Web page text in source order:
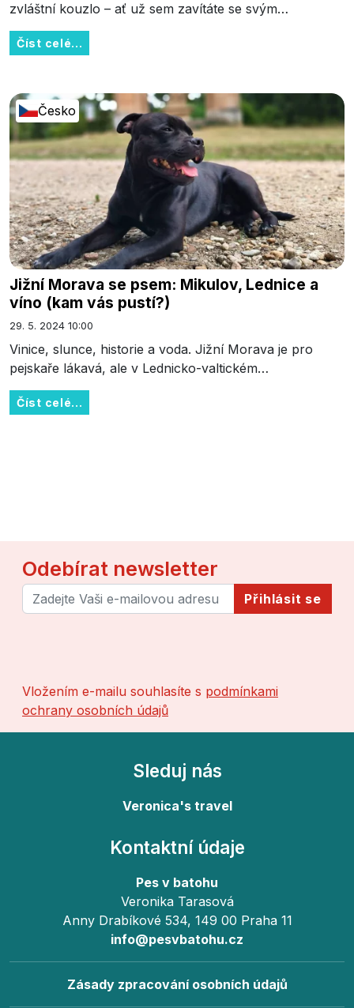
zvláštní kouzlo – ať už sem zavítáte se svým…
Číst celé...
Česko
Jižní Morava se psem: Mikulov, Lednice a
víno (kam vás pustí?)
29. 5. 2024 10:00
Vinice, slunce, historie a voda. Jižní Morava je pro
pejskaře lákavá, ale v Lednicko-valtickém…
Číst celé...
Odebírat newsletter
Přihlásit se
Vložením e-mailu souhlasíte s podmínkami
ochrany osobních údajů
Sleduj nás
Veronica's travel
Kontaktní údaje
Pes v batohu
Veronika Tarasová
Anny Drabíkové 534, 149 00 Praha 11
info@pesvbatohu.cz
Zásady zpracování osobních údajů